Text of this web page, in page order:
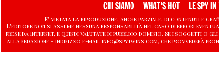
CHI SIAMO WHAT'S HOT LE SPY IN
E' vietata la riproduzione, anche parziale, di contenuti e
L'editore non si assume nessuna responsabilità nel caso di errori
prese da Internet, e quindi valutate di pubblico dominio. Se i soggetti
alla redazione - indirizzo e-mail info@spytwins.com, che provvederà